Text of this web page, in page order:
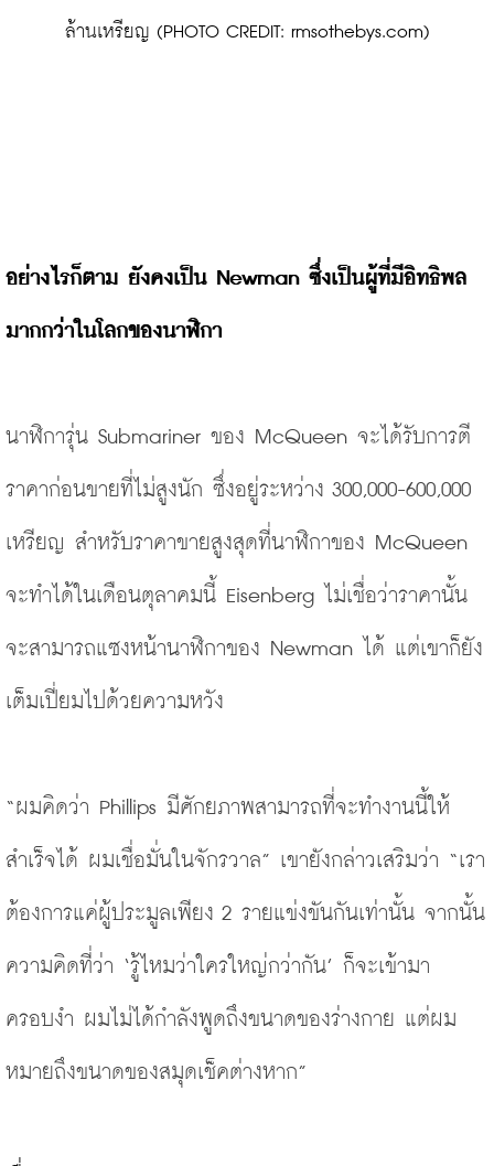
ล้านเหรียญ (PHOTO CREDIT: rmsothebys.com)
อย่างไรก็ตาม ยังคงเป็น Newman ซึ่งเป็นผู้ที่มีอิทธิพล
มากกว่าในโลกของนาฬิกา
นาฬิการุ่น Submariner ของ McQueen จะได้รับการตี
ราคาก่อนขายที่ไม่สูงนัก ซึ่งอยู่ระหว่าง 300,000-600,000
เหรียญ สำหรับราคาขายสูงสุดที่นาฬิกาของ McQueen
จะทำได้ในเดือนตุลาคมนี้ Eisenberg ไม่เชื่อว่าราคานั้น
จะสามารถแซงหน้านาฬิกาของ Newman ได้ แต่เขาก็ยัง
เต็มเปี่ยมไปด้วยความหวัง
“ผมคิดว่า Phillips มีศักยภาพสามารถที่จะทำงานนี้ให้
สำเร็จได้ ผมเชื่อมั่นในจักรวาล” เขายังกล่าวเสริมว่า “เรา
ต้องการแค่ผู้ประมูลเพียง 2 รายแข่งขันกันเท่านั้น จากนั้น
ความคิดที่ว่า ‘รู้ไหมว่าใครใหญ่กว่ากัน’ ก็จะเข้ามา
ครอบงำ ผมไม่ได้กำลังพูดถึงขนาดของร่างกาย แต่ผม
หมายถึงขนาดของสมุดเช็คต่างหาก”